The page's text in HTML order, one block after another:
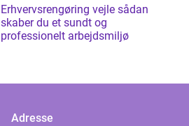
Erhvervsrengøring vejle sådan
skaber du et sundt og
professionelt arbejdsmiljø
Adresse